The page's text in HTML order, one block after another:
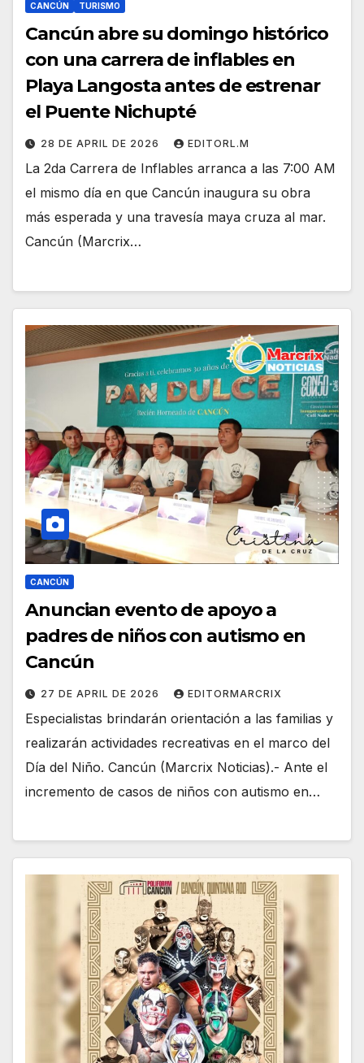
CANCÚN TURISMO
Cancún abre su domingo histórico
con una carrera de inflables en
Playa Langosta antes de estrenar
el Puente Nichupté
28 DE APRIL DE 2026 EDITORL.M
La 2da Carrera de Inflables arranca a las 7:00 AM
el mismo día en que Cancún inaugura su obra
más esperada y una travesía maya cruza al mar.
Cancún (Marcrix…
CANCÚN
Anuncian evento de apoyo a
padres de niños con autismo en
Cancún
27 DE APRIL DE 2026 EDITORMARCRIX
Especialistas brindarán orientación a las familias y
realizarán actividades recreativas en el marco del
Día del Niño. Cancún (Marcrix Noticias).- Ante el
incremento de casos de niños con autismo en…